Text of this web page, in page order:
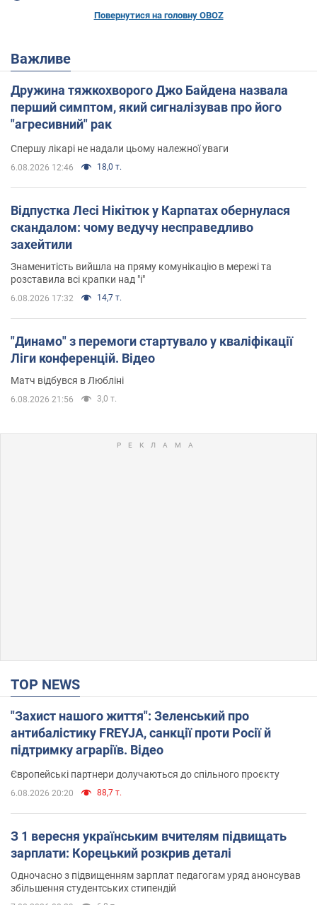
Повернутися на головну OBOZ
Важливе
Дружина тяжкохворого Джо Байдена назвала
перший симптом, який сигналізував про його
"агресивний" рак
Спершу лікарі не надали цьому належної уваги
6.08.2026 12:46 18,0 т.
Відпустка Лесі Нікітюк у Карпатах обернулася
скандалом: чому ведучу несправедливо
захейтили
Знаменитість вийшла на пряму комунікацію в мережі та
розставила всі крапки над "і"
6.08.2026 17:32 14,7 т.
"Динамо" з перемоги стартувало у кваліфікації
Ліги конференцій. Відео
Матч відбувся в Любліні
6.08.2026 21:56 3,0 т.
TOP NEWS
"Захист нашого життя": Зеленський про
антибалістику FREYJA, санкції проти Росії й
підтримку аграріїв. Відео
Європейські партнери долучаються до спільного проєкту
6.08.2026 20:20 88,7 т.
З 1 вересня українським вчителям підвищать
зарплати: Корецький розкрив деталі
Одночасно з підвищенням зарплат педагогам уряд анонсував
збільшення студентських стипендій